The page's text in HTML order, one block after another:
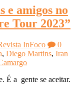
e amigos no
Tour 2023”
InFoco
0
, Diego Martins, Iran
É a gente se aceitar.